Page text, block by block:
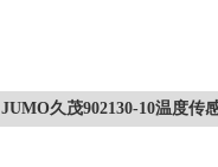
JUMO久茂902130-10温度传